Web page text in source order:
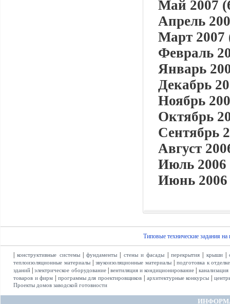
Май 2007
Апрель
Март 2007
Февраль
Январь
Декабрь
Ноябрь
Октябрь
Сентябрь
Август
Июль 2006
Июнь 2006
Типовые технические задания на
|конструктивные системы|фундаменты стены и фасады перекрытия| крыши|
теплоизоляционные материалы| звукоизоляционные материалы|
подготовка к отделке
зданий |электрическое оборудование| вентиляция и кондиционирование канализация
товаров и фирм программы для проектировщиков архитектурные конкурсы
Проекты домов заводской готовности